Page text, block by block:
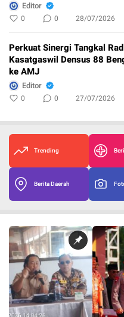
Editor
0 0 28/07/2026
Perkuat Sinergi Tangkal
Kasatgaswil Densus 88
ke AMJ
Editor
0 0 27/07/2026
Trending
Berita Daerah